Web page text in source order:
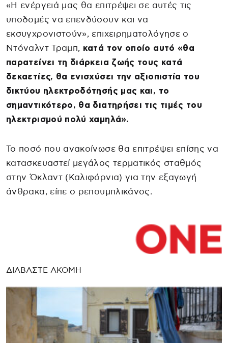
«Η ενέργειά μας θα επιτρέψει σε αυτές τις
υποδομές να επενδύσουν και να
εκσυγχρονιστούν», επιχειρηματολόγησε ο
Ντόναλντ Τραμπ, κατά τον οποίο αυτό «θα
παρατείνει τη διάρκεια ζωής τους κατά
δεκαετίες, θα ενισχύσει την αξιοπιστία του
δικτύου ηλεκτροδότησής μας και, το
σημαντικότερο, θα διατηρήσει τις τιμές του
ηλεκτρισμού πολύ χαμηλά».
Το ποσό που ανακοίνωσε θα επιτρέψει επίσης να
κατασκευαστεί μεγάλος τερματικός σταθμός
στην Όκλαντ (Καλιφόρνια) για την εξαγωγή
άνθρακα, είπε ο ρεπουμπλικάνος.
ΔΙΑΒΑΣΤΕ ΑΚΟΜΗ